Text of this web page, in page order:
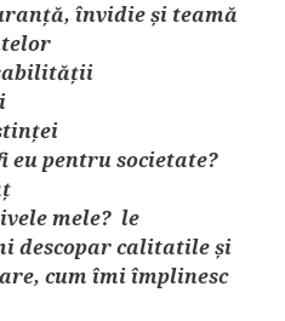
învidie și teamă
eu pentru societate?
mele? le
descopar calitatile și
cum îmi împlinesc